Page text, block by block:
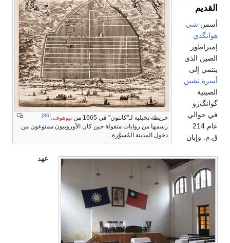
خريطة تخيلية لـ"كانتون" في 1665 من نيوهوف،
رسمها من روايات منقولة حين كان الأوروبيون ممنوعون من
دخول المدينة المُسوَّرة.
شي
الذي
إلى
تشين
عهد